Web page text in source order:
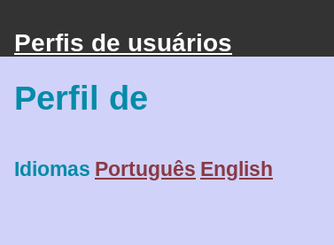
Perfis de usuários
Perfil de
Idiomas Português English